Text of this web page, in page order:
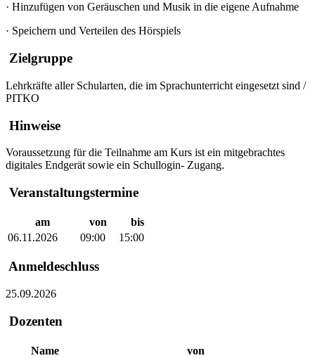
· Hinzufügen von Geräuschen und Musik in die eigene Aufnahme
· Speichern und Verteilen des Hörspiels
Zielgruppe
Lehrkräfte aller Schularten, die im Sprachunterricht eingesetzt sind /
PITKO
Hinweise
Voraussetzung für die Teilnahme am Kurs ist ein mitgebrachtes
digitales Endgerät sowie ein Schullogin- Zugang.
Veranstaltungstermine
am von
bis
06.11.2026
09:00 15:00
Anmeldeschluss
25.09.2026
Dozenten
Name
von